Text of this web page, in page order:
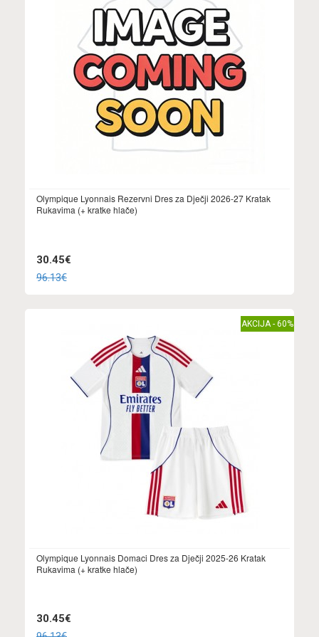
Olympique Lyonnais Rezervni Dres za Dječji 2026-27 Kratak
Rukavima (+ kratke hlače)
30.45€
96.13€
AKCIJA - 60%
Olympique Lyonnais Domaci Dres za Dječji 2025-26 Kratak
Rukavima (+ kratke hlače)
30.45€